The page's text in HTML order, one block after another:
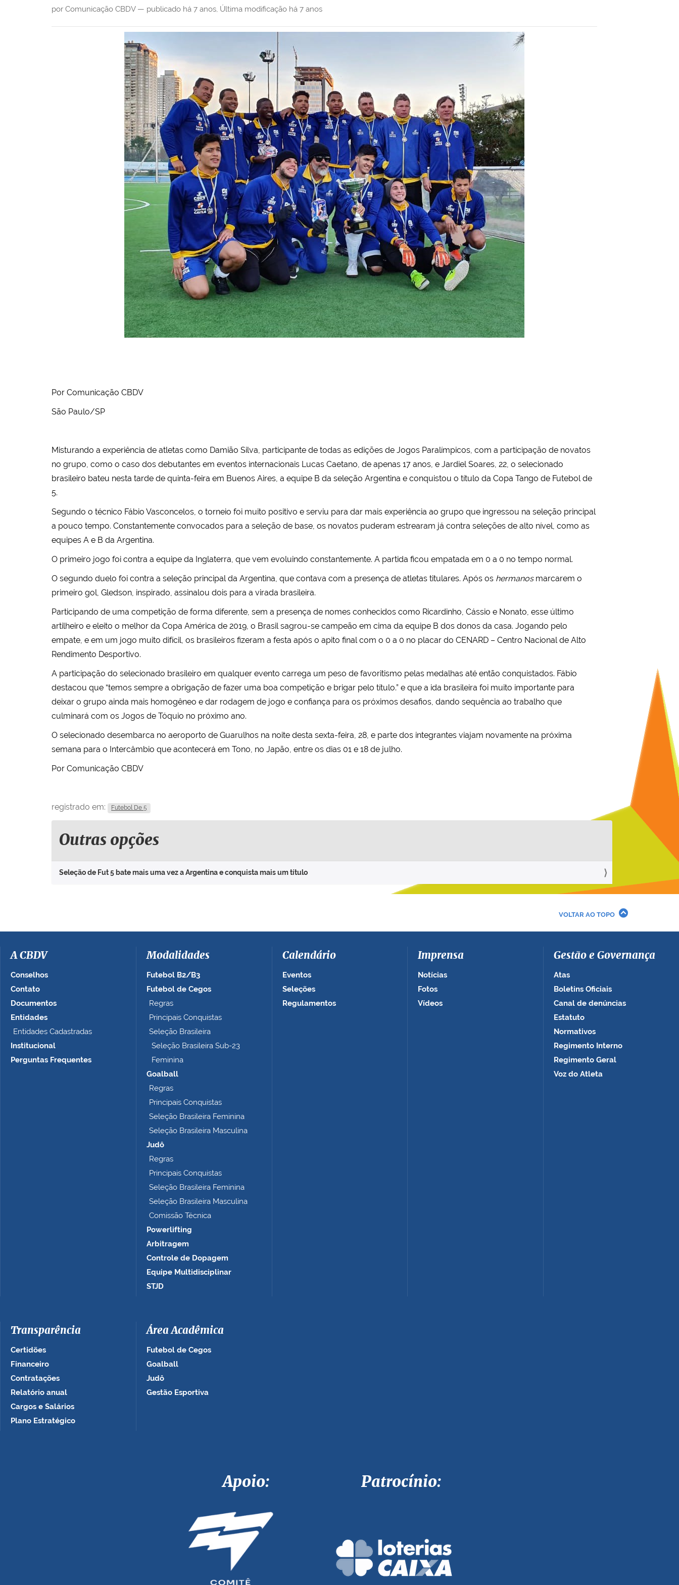
por Comunicação CBDV — publicado há 7 anos, Última modificação há 7 anos
Por Comunicação CBDV
São Paulo/SP
Misturando a experiência de atletas como Damião Silva, participante de todas as edições de Jogos Paralímpicos, com a participação de novatos
no grupo, como o caso dos debutantes em eventos internacionais Lucas Caetano, de apenas 17 anos, e Jardiel Soares, 22, o selecionado
brasileiro bateu nesta tarde de quinta-feira em Buenos Aires, a equipe B da seleção Argentina e conquistou o título da Copa Tango de Futebol de
5.
Segundo o técnico Fábio Vasconcelos, o torneio foi muito positivo e serviu para dar mais experiência ao grupo que ingressou na seleção principal
a pouco tempo. Constantemente convocados para a seleção de base, os novatos puderam estrearam já contra seleções de alto nível, como as
equipes A e B da Argentina.
O primeiro jogo foi contra a equipe da Inglaterra, que vem evoluindo constantemente. A partida ficou empatada em 0 a 0 no tempo normal.
O segundo duelo foi contra a seleção principal da Argentina, que contava com a presença de atletas titulares. Após os hermanosmarcarem o
primeiro gol, Gledson, inspirado, assinalou dois para a virada brasileira.
Participando de uma competição de forma diferente, sem a presença de nomes conhecidos como Ricardinho, Cássio e Nonato, esse último
artilheiro e eleito o melhor da Copa América de 2019, o Brasil sagrou-se campeão em cima da equipe B dos donos da casa. Jogando pelo
empate, e em um jogo muito difícil, os brasileiros fizeram a festa após o apito final com o 0 a 0 no placar do CENARD – Centro Nacional de Alto
Rendimento Desportivo.
A participação do selecionado brasileiro em qualquer evento carrega um peso de favoritismo pelas medalhas até então conquistados. Fábio
destacou que “temos sempre a obrigação de fazer uma boa competição e brigar pelo título.” e que a ida brasileira foi muito importante para
deixar o grupo ainda mais homogêneo e dar rodagem de jogo e confiança para os próximos desafios, dando sequência ao trabalho que
culminará com os Jogos de Tóquio no próximo ano.
O selecionado desembarca no aeroporto de Guarulhos na noite desta sexta-feira, 28, e parte dos integrantes viajam novamente na próxima
semana para o Intercâmbio que acontecerá em Tono, no Japão, entre os dias 01 e 18 de julho.
Por Comunicação CBDV
registrado em: Futebol De 5
Outras opções
Seleção de Fut 5 bate mais uma vez a Argentina e conquista mais um título
VOLTAR AO TOPO
A CBDV
Conselhos
Contato
Documentos
Entidades
Entidades Cadastradas
Institucional
Perguntas Frequentes
Modalidades
Futebol B2/B3
Futebol de Cegos
Regras
Principais Conquistas
Seleção Brasileira
Seleção Brasileira Sub-23
Feminina
Goalball
Regras
Principais Conquistas
Seleção Brasileira Feminina
Seleção Brasileira Masculina
Judô
Regras
Principais Conquistas
Seleção Brasileira Feminina
Seleção Brasileira Masculina
Comissão Técnica
Powerlifting
Arbitragem
Controle de Dopagem
Equipe Multidisciplinar
STJD
Calendário
Eventos
Seleções
Regulamentos
Imprensa
Notícias
Fotos
Vídeos
Gestão e Governança
Atas
Boletins Oficiais
Canal de denúncias
Estatuto
Normativos
Regimento Interno
Regimento Geral
Voz do Atleta
Transparência
Certidões
Financeiro
Contratações
Relatório anual
Cargos e Salários
Plano Estratégico
Área Acadêmica
Futebol de Cegos
Goalball
Judô
Gestão Esportiva
Apoio: Patrocínio: